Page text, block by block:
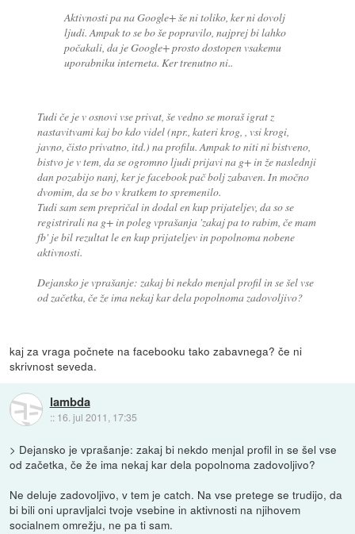
Aktivnosti pa na Google+ še nitoliko , ker ni dovolj
ljudi. Ampak to se bo še popravilo, najprej bi lahko
počakali, da je Google+ prosto dostopen vsakemu
uporabniku interneta. Ker trenutno ni..
Tudi če je v osnovi vse privat, še vedno se moraš igrat z
nastavitvami kaj bo kdo videl (npr., kateri krog, , vsi krogi,
javno, čisto privatno, itd.) na profilu. Ampak to niti ni bistveno,
bistvo je v tem, da se ogromno ljudi prijavi na g+ in že naslednji
dan pozabijo nanj, ker je facebook pač bolj zabaven. In močno
dvomim, da se bo v kratkem to spremenilo.
Tudi sam sem prepričal in dodal en kup prijateljev, da so se
registrirali na g+ in poleg vprašanja 'zakaj pa to rabim, če mam
fb' je bil rezultat le en kup prijateljev in popolnoma nobene
aktivnosti.
Dejansko je vprašanje: zakaj bi nekdo menjal profil in se šel vse
od začetka, če že ima nekaj kar dela popolnoma zadovoljivo?
kaj za vraga počnete na facebooku tako zabavnega? če ni
skrivnost seveda.
lambda
:: 16. jul 2011, 17:35
> Dejansko je vprašanje: zakaj bi nekdo menjal profil in se šel vse
od začetka, če že ima nekaj kar dela popolnoma zadovoljivo?
Ne deluje zadovoljivo, v tem je catch. Na vse pretege se trudijo, da
bi bili oni upravljalci tvoje vsebine in aktivnosti na njihovem
socialnem omrežju, ne pa ti sam.